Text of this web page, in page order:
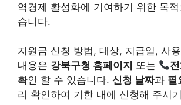
역경제 활성화에 기여하기 위한 목
습니다.
지원금 신청 방법, 대상, 지급일, 사
내용은 강북구청 홈페이지 또는
확인 할 수 있습니다. 신청 날짜과 필
리 확인하여 기한 내에 신청해 주시